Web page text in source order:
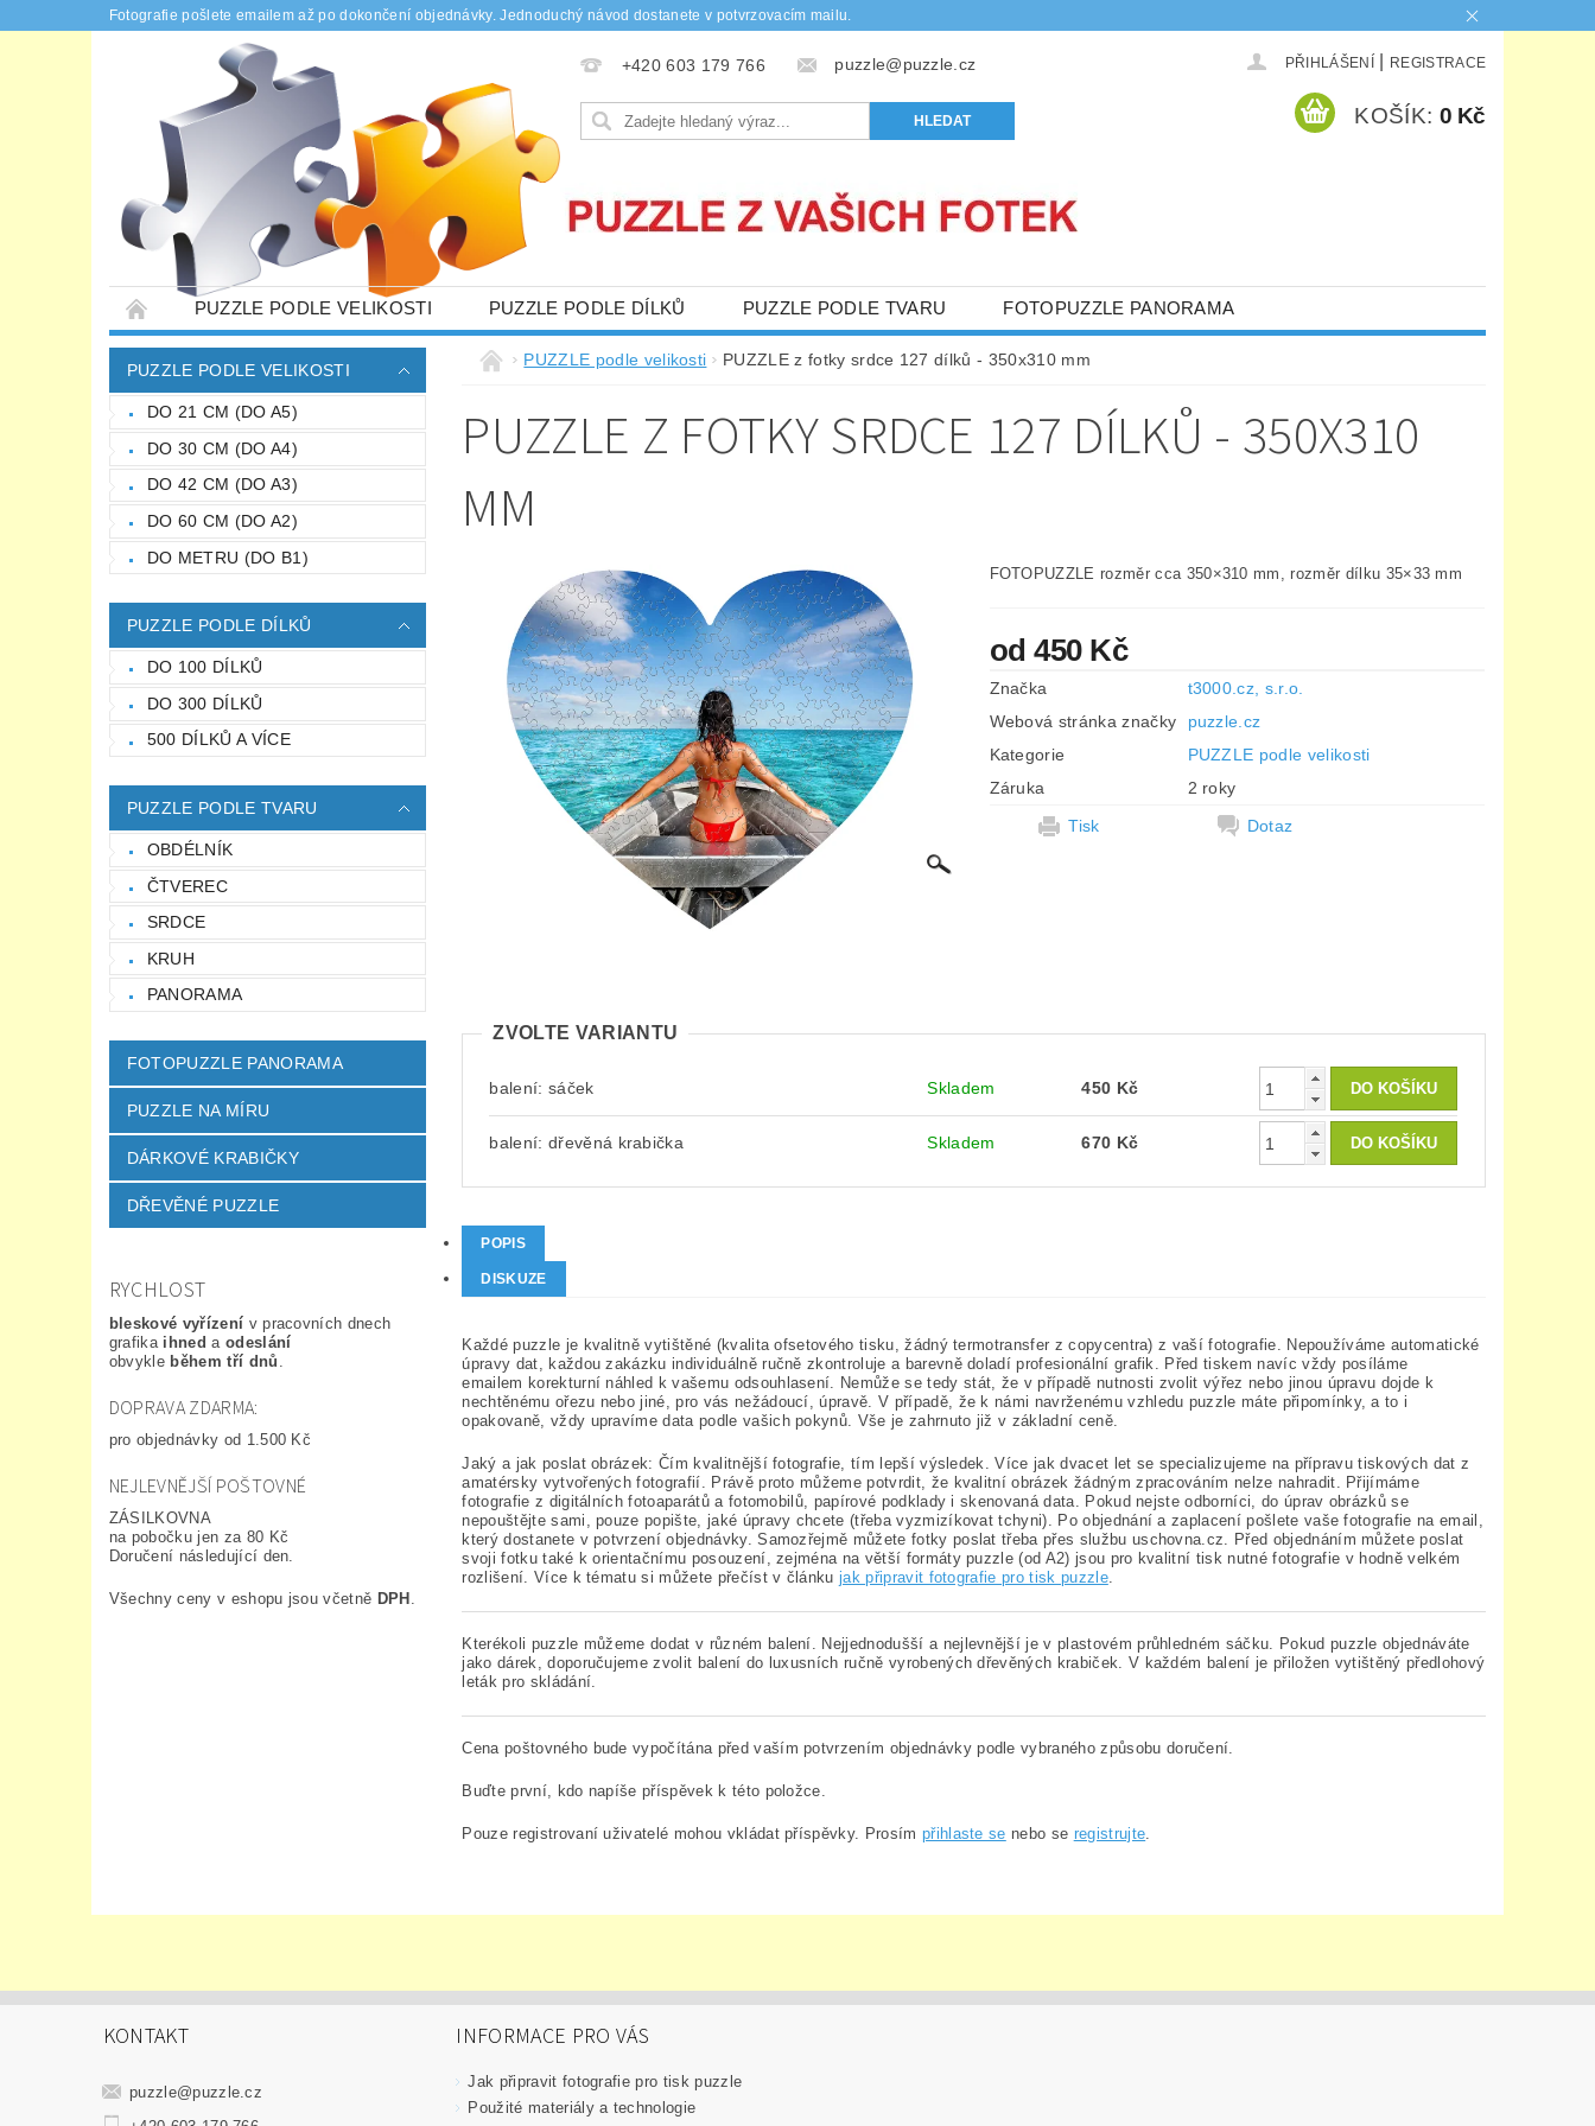
Fotografie pošlete emailem až po dokončení objednávky. Jednoduchý návod dostanete v potvrzovacím mailu.
+420 603 179 766 puzzle@puzzle.cz PŘIHLÁŠENÍ REGISTRACE
KOŠÍK: 0 Kč
PUZZLE PODLE VELIKOSTI PUZZLE PODLE DÍLKŮ PUZZLE PODLE TVARU FOTOPUZZLE PANORAMA
PUZZLE NA MÍRU DÁRKOVÉ KRABIČKY DŘEVĚNÉ PUZZLE OBCHODNÍ PODMÍNKY
PODMÍNKY OCHRANY OSOBNÍCH ÚDAJŮ
PUZZLE PODLE VELIKOSTI
DO 21 CM (DO A5)
DO 30 CM (DO A4)
DO 42 CM (DO A3)
DO 60 CM (DO A2)
DO METRU (DO B1)
PUZZLE PODLE DÍLKŮ
DO 100 DÍLKŮ
DO 300 DÍLKŮ
500 DÍLKŮ A VÍCE
PUZZLE PODLE TVARU
OBDÉLNÍK
ČTVEREC
SRDCE
KRUH
PANORAMA
FOTOPUZZLE PANORAMA
PUZZLE NA MÍRU
DÁRKOVÉ KRABIČKY
DŘEVĚNÉ PUZZLE
RYCHLOST
bleskové vyřízení v pracovních dnech
grafika ihned a odeslání
obvykle během tří dnů .
DOPRAVA ZDARMA:
pro objednávky od 1.500 Kč
NEJLEVNĚJŠÍ POŠTOVNÉ
ZÁSILKOVNA
na pobočku jen za 80 Kč
Doručení následující den.
Všechny ceny v eshopu jsou včetně DPH .
PUZZLE podle velikosti PUZZLE z fotky srdce 127 dílků - 350x310 mm
PUZZLE Z FOTKY SRDCE 127 DÍLKŮ - 350X310
MM
FOTOPUZZLE rozměr cca 350×310 mm, rozměr dílku 35×33 mm
od 450 Kč
Značka
t3000.cz, s.r.o.
Webová stránka značky
puzzle.cz
Kategorie
PUZZLE podle velikosti
Záruka
2 roky
Tisk
Dotaz
ZVOLTE VARIANTU
balení: sáček Skladem 450 Kč
balení: dřevěná krabička Skladem 670 Kč
POPIS
DISKUZE
Každé puzzle je kvalitně vytištěné (kvalita ofsetového tisku, žádný termotransfer z copycentra) z vaší fotografie. Nepoužíváme automatické
úpravy dat, každou zakázku individuálně ručně zkontroluje a barevně doladí profesionální grafik. Před tiskem navíc vždy posíláme
emailem korekturní náhled k vašemu odsouhlasení. Nemůže se tedy stát, že v případě nutnosti zvolit výřez nebo jinou úpravu dojde k
nechtěnému ořezu nebo jiné, pro vás nežádoucí, úpravě. V případě, že k námi navrženému vzhledu puzzle máte připomínky, a to i
opakovaně, vždy upravíme data podle vašich pokynů. Vše je zahrnuto již v základní ceně.
Jaký a jak poslat obrázek: Čím kvalitnější fotografie, tím lepší výsledek. Více jak dvacet let se specializujeme na přípravu tiskových dat z
amatérsky vytvořených fotografií. Právě proto můžeme potvrdit, že kvalitní obrázek žádným zpracováním nelze nahradit. Přijímáme
fotografie z digitálních fotoaparátů a fotomobilů, papírové podklady i skenovaná data. Pokud nejste odborníci, do úprav obrázků se
nepouštějte sami, pouze popište, jaké úpravy chcete (třeba vyzmizíkovat tchyni). Po objednání a zaplacení pošlete vaše fotografie na email,
který dostanete v potvrzení objednávky. Samozřejmě můžete fotky poslat třeba přes službu uschovna.cz. Před objednáním můžete poslat
svoji fotku také k orientačnímu posouzení, zejména na větší formáty puzzle (od A2) jsou pro kvalitní tisk nutné fotografie v hodně velkém
rozlišení. Více k tématu si můžete přečíst v článkujak připravit fotografie pro tisk puzzle.
Kterékoli puzzle můžeme dodat v různém balení. Nejjednodušší a nejlevnější je v plastovém průhledném sáčku. Pokud puzzle objednáváte
jako dárek, doporučujeme zvolit balení do luxusních ručně vyrobených dřevěných krabiček. V každém balení je přiložen vytištěný předlohový
leták pro skládání.
Cena poštovného bude vypočítána před vaším potvrzením objednávky podle vybraného způsobu doručení.
Buďte první, kdo napíše příspěvek k této položce.
Pouze registrovaní uživatelé mohou vkládat příspěvky. Prosím přihlaste se nebo se registrujte.
KONTAKT
puzzle@puzzle.cz
INFORMACE PRO VÁS
Jak připravit fotografie pro tisk puzzle
Použité materiály a technologie